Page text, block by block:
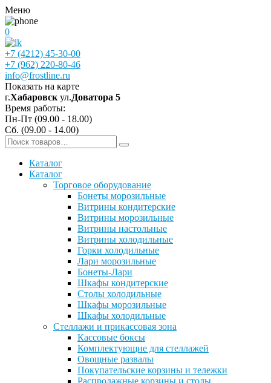
Меню
0
+7 (4212) 45-30-00
+7 (962) 220-80-46
info@frostline.ru
Показать на карте
г.Хабаровск ул.Доватора 5
Время работы:
Пн-Пт (09.00 - 18.00)
Сб. (09.00 - 14.00)
Каталог
Каталог
Торговое оборудование
Бонеты морозильные
Витрины кондитерские
Витрины морозильные
Витрины настольные
Витрины холодильные
Горки холодильные
Лари морозильные
Бонеты-Лари
Шкафы кондитерские
Столы холодильные
Шкафы морозильные
Шкафы холодильные
Стеллажи и прикассовая зона
Кассовые боксы
Комплектующие для стеллажей
Овощные развалы
Покупательские корзины и тележки
Распродажные корзины и столы